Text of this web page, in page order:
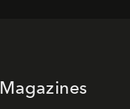
Magazines